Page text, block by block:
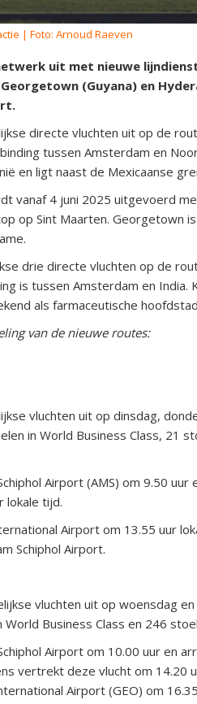
| Foto: Arnoud Raeven
uit met nieuwe
(Guyana) en
directe vluchten uit op de
tussen Amsterdam en
en ligt naast de Mexicaanse
vanaf 4 juni 2025 uitgevoerd
op Sint Maarten. Georgetown
drie directe vluchten op de
is tussen Amsterdam en India.
als farmaceutische
van de nieuwe routes:
vluchten uit op dinsdag,
in World Business Class, 21
Airport (AMS) om 9.50 uur
lokale tijd.
Airport om 13.55 uur
Schiphol Airport.
vluchten uit op woensdag
Business Class en 246
Airport om 10.00 uur en
vertrekt deze vlucht om 14.20
Airport (GEO) om